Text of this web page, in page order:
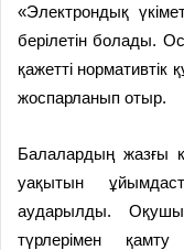
«Электрондық
берілетін болады.
қажетті нормативтік
жоспарланып отыр.
Балалардың жазғы
уақытын
аударылды.
түрлерімен